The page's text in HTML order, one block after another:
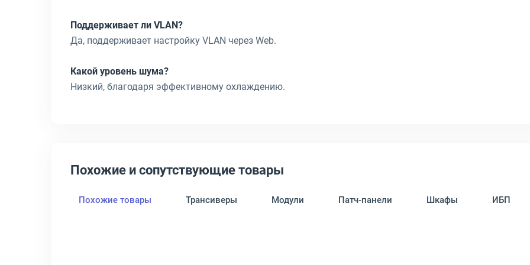
Поддерживает ли VLAN?
Да, поддерживает настройку VLAN через Web.
Какой уровень шума?
Низкий, благодаря эффективному охлаждению.
Похожие и сопутствующие товары
Похожие товары Трансиверы Модули Патч-панели Шкафы ИБП